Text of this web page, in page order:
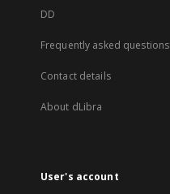
DD
Frequently asked questions
Contact details
About dLibra
User's account